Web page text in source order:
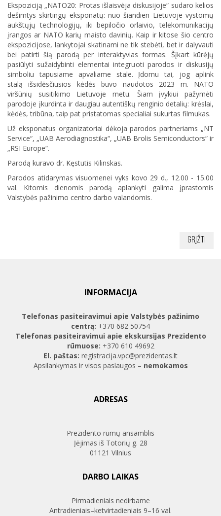
Ekspoziciją „NATO20: Protas išlaisvėja diskusijoje“ sudaro kelios
dešimtys skirtingų eksponatų: nuo šiandien Lietuvoje vystomų
aukštųjų technologijų, iki bepiločio orlaivio, telekomunikacijų
įrangos ar NATO karių maisto davinių. Kaip ir kitose šio centro
ekspozicijose, lankytojai skatinami ne tik stebėti, bet ir dalyvauti
bei patirti šią parodą per interaktyvias formas. Šįkart kūrėjų
pasiūlyti sužaidybinti elementai integruoti parodos ir diskusijų
simboliu tapusiame apvaliame stale. Įdomu tai, jog aplink
stalą išsidėsčiusios kėdės buvo naudotos 2023 m. NATO
viršūnių susitikimo Lietuvoje metu. Šiam įvykiui pažymėti
parodoje įkurdinta ir daugiau autentiškų renginio detalių: krėslai,
kėdės, tribūna, taip pat pristatomas specialiai sukurtas filmukas.
Už eksponatus organizatoriai dėkoja parodos partneriams „NT
Service“, „UAB Aerodiagnostika“, „UAB Brolis Semiconductors“ ir
„RSI Europe“.
Parodą kuravo dr. Kęstutis Kilinskas.
Parodos atidarymas visuomenei vyks kovo 29 d., 12.00 - 15.00
val. Kitomis dienomis parodą aplankyti galima įprastomis
Valstybės pažinimo centro darbo valandomis.
Grįžti
INFORMACIJA
Telefonas pasiteiravimui apie Valstybės pažinimo
centrą: +370 682 50754
Telefonas pasiteiravimui apie ekskursijas Prezidento
rūmuose: +370 610 49692
El. paštas: registracija.vpc@prezidentas.lt
Apsilankymas ir visos paslaugos – nemokamos
ADRESAS
Prezidento rūmų ansamblis
Įėjimas iš Totorių g. 28
01121 Vilnius
DARBO LAIKAS
Pirmadieniais nedirbame
Antradieniais–ketvirtadieniais 9–16 val.